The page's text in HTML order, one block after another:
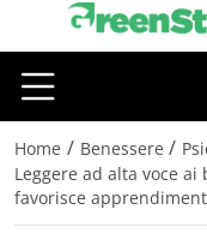
Home / Benessere /
Leggere ad alta voce
favorisce